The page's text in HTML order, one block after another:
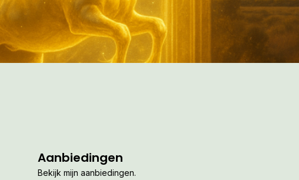
Aanbiedingen
Bekijk mijn aanbiedingen.